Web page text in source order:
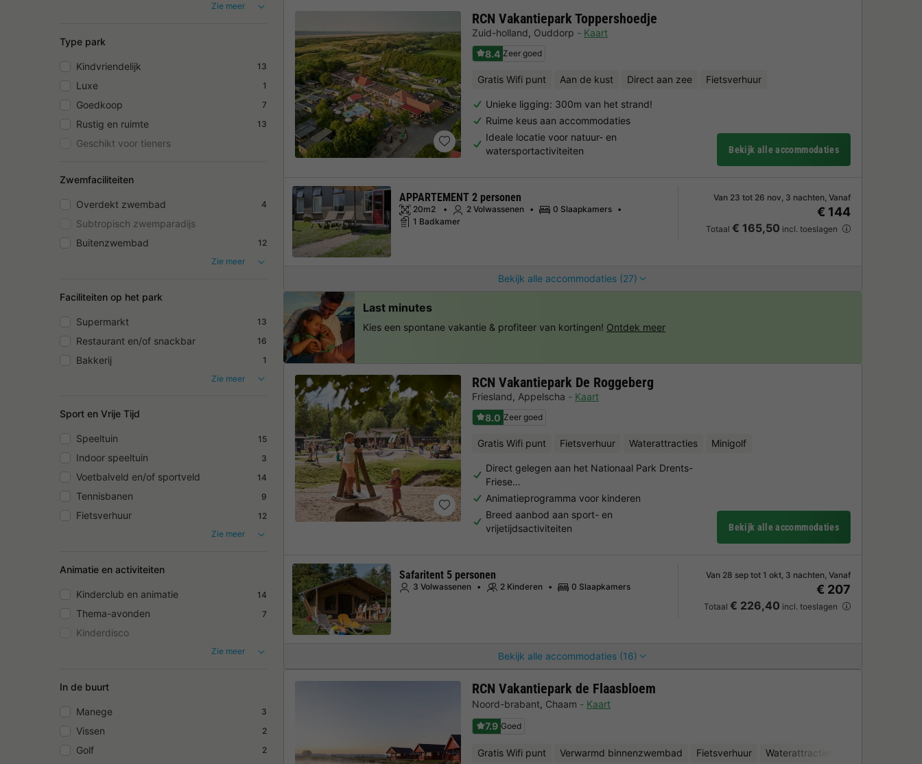
Zie meer
Type park
Kindvriendelijk 13
Luxe 1
Goedkoop 7
Rustig en ruimte 13
Geschikt voor tieners
Zwemfaciliteiten
Overdekt zwembad 4
Subtropisch zwemparadijs
Buitenzwembad
12
Zie meer
Faciliteiten op het park
Supermarkt 13
Restaurant en/of snackbar 16
Bakkerij
1
Zie meer
Sport en Vrije Tijd
Speeltuin 15
Indoor speeltuin 3
Voetbalveld en/of sportveld 14
Tennisbanen 9
Fietsverhuur
12
Zie meer
Animatie en activiteiten
Kinderclub en animatie 14
Thema-avonden 7
Kinderdisco
Zie meer
In de buurt
Manege 3
Vissen 2
Golf 2
RCN Vakantiepark Toppershoedje
Zuid-holland, Ouddorp
Kaart
8.4 Zeer goed
Gratis Wifi punt Aan de kust Direct aan zee Fietsverhuur
Unieke ligging: 300m van het strand!
Ruime keus aan accommodaties
Ideale locatie voor natuur- en
watersportactiviteiten
Bekijk alle accommodaties
Bekijk alle accommodaties (27)
APPARTEMENT 2 personen
20m2 2 Volwassenen
0 Slaapkamers
1 Badkamer
Van 23 tot 26 nov, 3 nachten, Vanaf
€ 144
Totaal € 165,50 incl. toeslagen
RCN Vakantiepark De Roggeberg
Friesland, Appelscha
Kaart
8.0 Zeer goed
Gratis Wifi punt Fietsverhuur Waterattracties Minigolf
Direct gelegen aan het Nationaal Park Drents-
Friese…
Animatieprogramma voor kinderen
Breed aanbod aan sport- en
vrijetijdsactiviteiten
Bekijk alle accommodaties
Bekijk alle accommodaties (16)
Safaritent 5 personen
3 Volwassenen 2 Kinderen 0 Slaapkamers
Van 28 sep tot 1 okt, 3 nachten, Vanaf
€ 207
Totaal € 226,40 incl. toeslagen
RCN Vakantiepark de Flaasbloem
Noord-brabant, Chaam
Kaart
7.9 Goed
Gratis Wifi punt Verwarmd binnenzwembad Fietsverhuur Waterattracties
Last minutes
Kies een spontane vakantie & profiteer van kortingen! Ontdek meer